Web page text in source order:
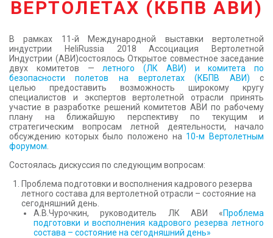
КОНТАКТЫ
ВЕРТОЛЕТАХ (КБПВ АВИ)
В рамках 11-й Международной выставки вертолетной
индустрии HeliRussia 2018 Ассоциация Вертолетной
Индустрии (АВИ)состоялось Открытое совместное заседание
двух комитетов —летного (ЛК АВИ) и комитета по
безопасности полетов на вертолетах (КБПВ АВИ) с
целью предоставить возможность широкому кругу
специалистов и экспертов вертолетной отрасли принять
участие в разработке решений комитетов АВИ по рабочему
плану на ближайшую перспективу по текущим и
стратегическим вопросам летной деятельности, начало
обсуждению которых было положено на 10-м Вертолетным
форумом
Состоялась дискуссия по следующим вопросам:
Проблема подготовки и восполнения кадрового резерва
летного состава для вертолетной отрасли – состояние на
сегодняшний день.
А.В.Чурочкин, руководитель ЛК АВИ «Проблема
подготовки и восполнения кадрового резерва летного
состава – состояние на сегодняшний день»